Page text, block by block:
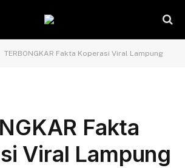
TERBONGKAR Fakta Koperasi Viral Lampung
Fakta
Viral Lampung